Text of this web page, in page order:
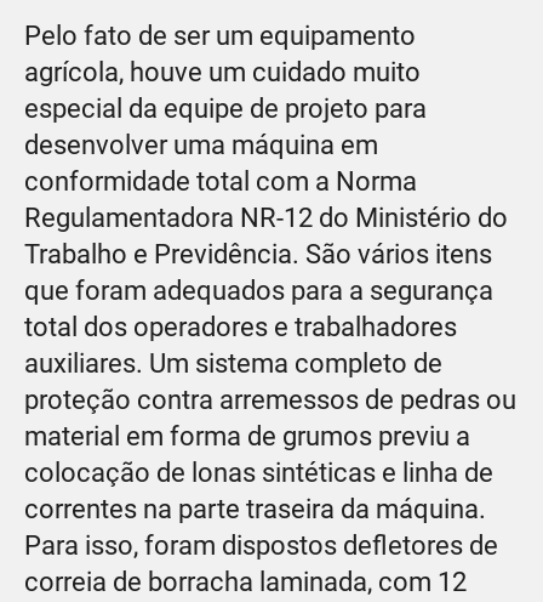
Pelo fato de ser um equipamento
agrícola, houve um cuidado muito
especial da equipe de projeto para
desenvolver uma máquina em
conformidade total com a Norma
Regulamentadora NR-12 do Ministério do
Trabalho e Previdência. São vários itens
que foram adequados para a segurança
total dos operadores e trabalhadores
auxiliares. Um sistema completo de
proteção contra arremessos de pedras ou
material em forma de grumos previu a
colocação de lonas sintéticas e linha de
correntes na parte traseira da máquina.
Para isso, foram dispostos defletores de
correia de borracha laminada, com 12